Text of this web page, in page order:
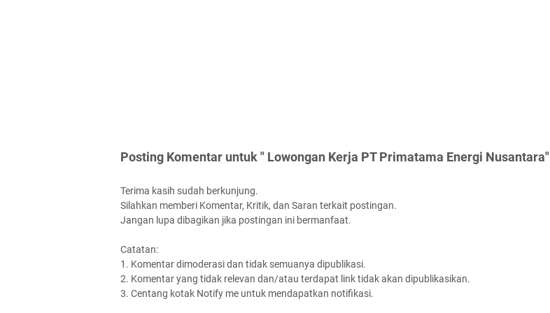
Posting Komentar untuk " Lowongan Kerja PT Primatama Energi Nusantara"
Terima kasih sudah berkunjung.
Silahkan memberi Komentar, Kritik, dan Saran terkait postingan.
Jangan lupa dibagikan jika postingan ini bermanfaat.
Catatan:
1. Komentar dimoderasi dan tidak semuanya dipublikasi.
2. Komentar yang tidak relevan dan/atau terdapat link tidak akan dipublikasikan.
3. Centang kotak Notify me untuk mendapatkan notifikasi.